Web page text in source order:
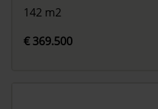
142 m2
€ 369.500